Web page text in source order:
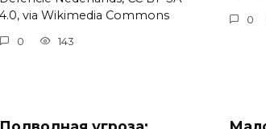
4.0, via Wikimedia Commons
0 143
0